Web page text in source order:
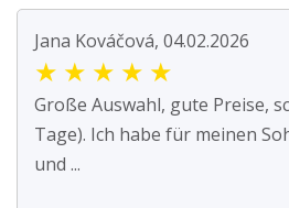
Jana Kováčová, 04.02.2026
★ ★ ★ ★ ★
Große Auswahl, gute Preise,
Tage). Ich habe für meinen
und ...